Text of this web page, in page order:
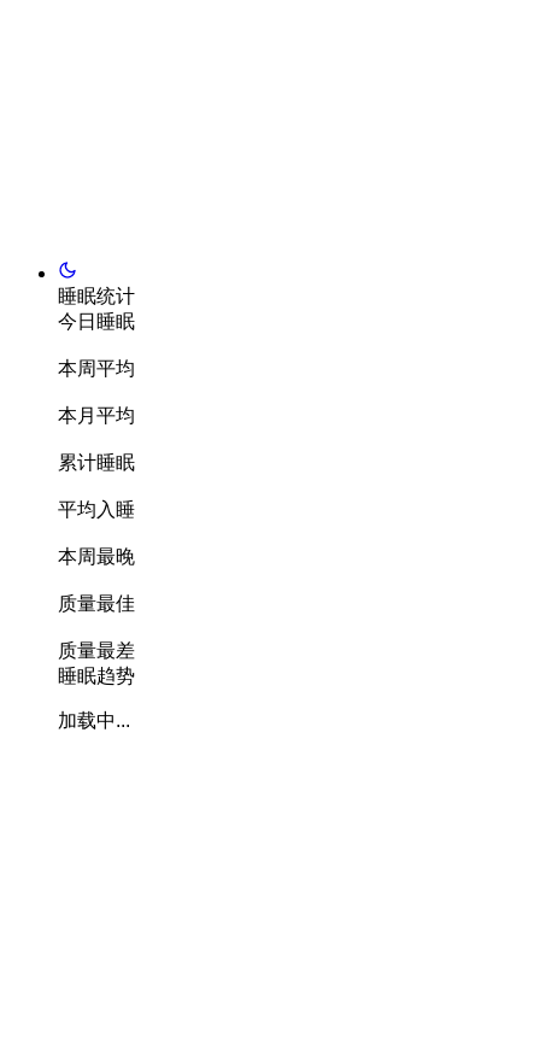
睡眠统计
今日睡眠
本周平均
本月平均
累计睡眠
平均入睡
本周最晚
质量最佳
质量最差
睡眠趋势
加载中...